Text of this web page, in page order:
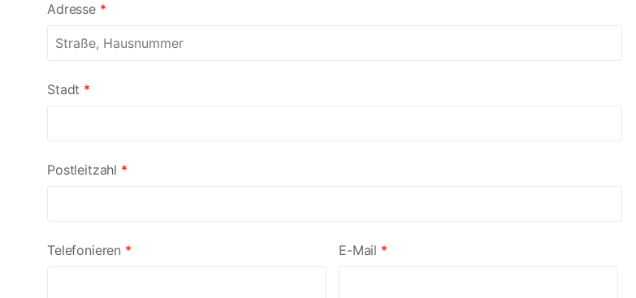
Adresse *
Stadt *
Postleitzahl *
Telefonieren * E-Mail *